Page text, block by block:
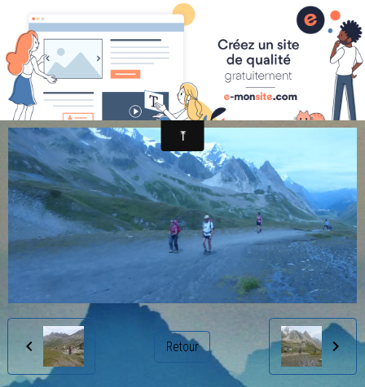
randonnée et découverte nature
2014-08-06 15.10.28
Retour